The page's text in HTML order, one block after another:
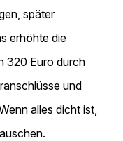
später
erhöhte die
320 Euro durch
und
alles dicht ist,